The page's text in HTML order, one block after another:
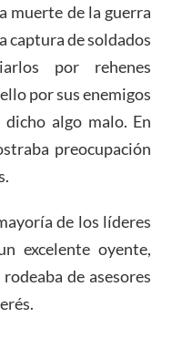
muerte de la guerra
captura de soldados
por rehenes
por sus enemigos
algo malo. En
preocupación
de los líderes
excelente oyente,
de asesores